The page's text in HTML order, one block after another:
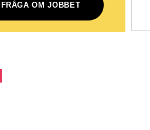
OM JOBBET